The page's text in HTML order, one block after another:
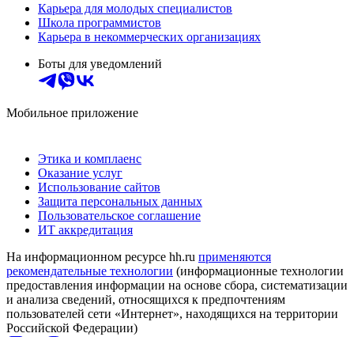
Карьера для молодых специалистов
Школа программистов
Карьера в некоммерческих организациях
Боты для уведомлений
Мобильное приложение
Этика и комплаенс
Оказание услуг
Использование сайтов
Защита персональных данных
Пользовательское соглашение
ИТ аккредитация
На информационном ресурсе hh.ru применяются
рекомендательные технологии (информационные технологии
предоставления информации на основе сбора, систематизации
и анализа сведений, относящихся к предпочтениям
пользователей сети «Интернет», находящихся на территории
Российской Федерации)